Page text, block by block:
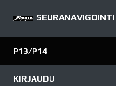
SEURANAVIGOINTI
P13/P14
KIRJAUDU